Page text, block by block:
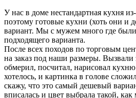
У нас в доме нестандартная кухня
поэтому готовые кухни (хоть они и
вариант. Мы с мужем много где
подходящего варианта.
После всех походов по торговым
на заказ под наши размеры. Вызвали
обмерил, посчитал, нарисовал
хотелось, и картинка в голове
скажу, что это самый дешевый
вписалась и цвет выбрала такой, как